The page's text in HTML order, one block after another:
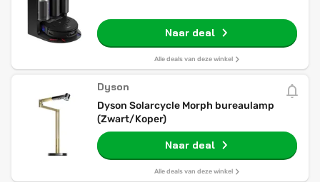
Naar deal
Alle deals van deze winkel
Dyson
Dyson Solarcycle Morph bureaulamp
(Zwart/Koper)
Naar deal
Alle deals van deze winkel